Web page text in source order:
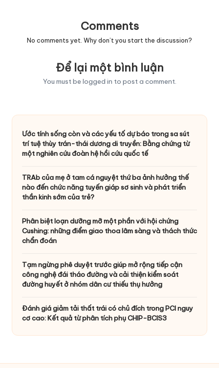
Comments
No comments yet. Why don’t you start the discussion?
Để lại một bình luận
You must be logged in to post a comment.
Ước tính sống còn và các yếu tố dự báo trong sa sút
trí tuệ thùy trán-thái dương di truyền: Bằng chứng từ
một nghiên cứu đoàn hệ hồi cứu quốc tế
TRAb của mẹ ở tam cá nguyệt thứ ba ảnh hưởng thế
nào đến chức năng tuyến giáp sơ sinh và phát triển
thần kinh sớm của trẻ?
Phân biệt loạn dưỡng mỡ một phần với hội chứng
Cushing: những điểm giao thoa lâm sàng và thách thức
chẩn đoán
Tạm ngừng phê duyệt trước giúp mở rộng tiếp cận
công nghệ đái tháo đường và cải thiện kiểm soát
đường huyết ở nhóm dân cư thiếu thụ hưởng
Đánh giá giảm tải thất trái có chủ đích trong PCI nguy
cơ cao: Kết quả từ phân tích phụ CHIP-BCIS3